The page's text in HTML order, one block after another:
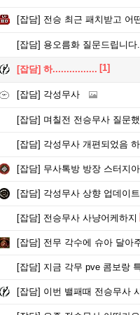
[잡담] 전승 최근 패치받고 어
[잡담] 용오름화 질문드립니다.
[잡담] 하................ [1]
[잡담] 각성무사
[잡담] 며칠전 전승무사 질문
[잡담] 각성무사 개편되었음
[잡담] 무사톡방 방장 스터지
[잡담] 각성무사 상향 업데이
[잡담] 전승무사 사냥어케하지
[잡담] 전무 각수에 슈아 달아
[잡담] 지금 각무 pve 콤보랑
[잡담] 이번 밸패때 전승무사 사냥 피로도 줄